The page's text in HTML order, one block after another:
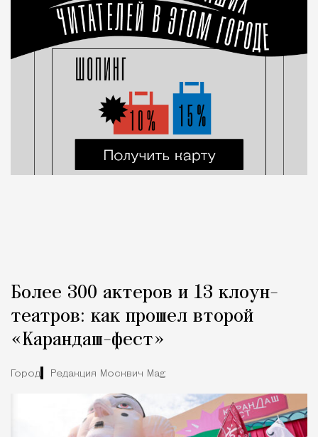
Более 300 актеров и 13 клоун-
театров: как прошел второй
«Карандаш-фест»
Город Редакция Москвич Mag